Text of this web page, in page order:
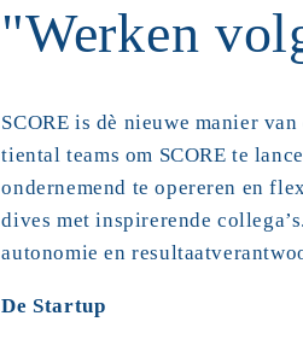
"Werken
SCORE is dè nieuwe manier
tiental teams om SCORE te
ondernemend te opereren en
dives met inspirerende
autonomie en
De Startup